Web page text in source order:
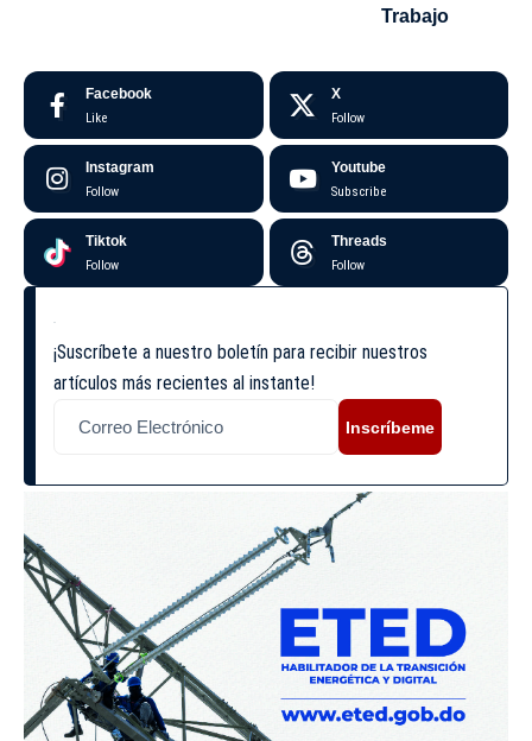
Trabajo
Facebook
Like
X
Follow
Instagram
Follow
Youtube
Subscribe
Tiktok
Follow
Threads
Follow
¡Suscríbete a nuestro boletín para recibir nuestros
artículos más recientes al instante!
Inscríbeme